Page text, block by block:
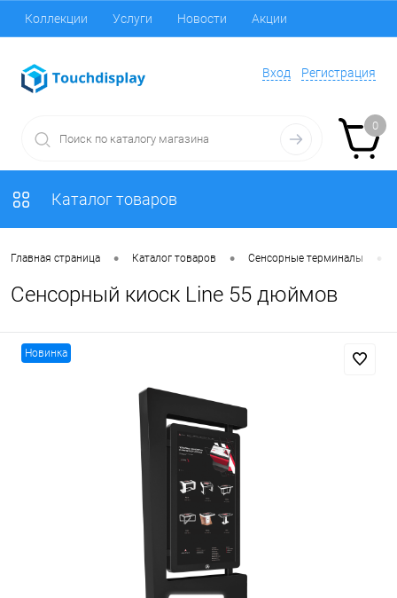
Коллекции Услуги Новости Акции
Вход Регистрация
0
Каталог товаров
Главная страница • Каталог товаров • Сенсорные терминалы •
Сенсорный киоск Line 55 дюймов
Новинка